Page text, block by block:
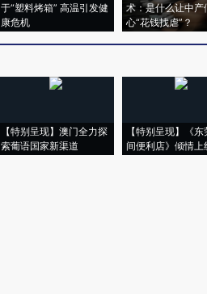
于“塑料烤箱” 高温引发健
康危机
术：是什么让中产
心“花钱找虐”？
【特别呈现】澳门全力探
索葡语国家新渠道
【特别呈现】《东
间便利店》倾情上